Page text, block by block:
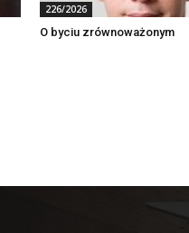
226/2026
O byciu zrównoważonym